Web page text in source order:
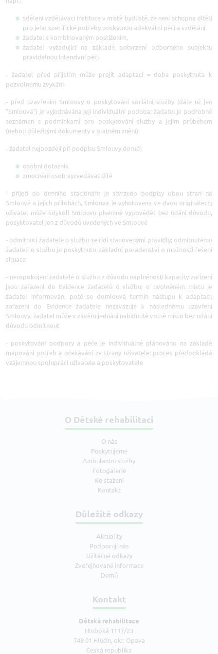
sdělení vzdělávací instituce v místě bydliště, že není schopna dítěti
pro jeho specifické potřeby poskytnou adekvátní péči a vzdělání,
žadatel s kombinovaným postižením,
žadatel vyžadující na základě potvrzení odborného subjektu
pravidelnou intenzivní péči
- žadatel před přijetím může projít adaptací = doba poskytnuta k
pozvolnému zvykání
- před uzavřením Smlouvy o poskytování sociální služby (dále už jen
"Smlouva") je vyjednávána její individuální podoba; žadatel je podrobně
seznámen s podmínkami pro poskytování služby a jejím průběhem
(neboli důležitými dokumenty v platném znění)
- žadatel nejpozději při podpisu Smlouvy doručí:
osobní dotazník
zmocnění osob vyzvedávat dítě
- přijetí do denního stacionáře je stvrzeno podpisy obou stran na
Smlouvě a jejich přílohách, Smlouva je vyhotovena ve dvou originálech;
uživatel může kdykoli Smlouvu písemně vypovědět bez udání důvodu,
posyktovatel jen z důvodů uvedených ve Smlouvě
- odmítnutí žadatele o službu se řídí stanovenými pravidly; odmítnutému
žadateli o službu je poskytnuto základní poradenství o možnosti řešení
situace
- neuspokojení žadatelé o službu z důvodu naplněnosti kapacity zařízení
jsou zařazeni do Evidence žadatelů o službu; o uvolněném místu je
žadatel informován, poté se domlouvá termín nástupu k adaptaci;
zařazení do Evidence žadatele nezavazuje k následnému uzavření
Smlouvy, žadatel může v závěru jednání nabídnuté volné místo bez udání
důvodu odmítnout
- poskytování podpory a péče je individuálně plánováno na základě
mapování potřeb a očekávání ze strany uživatele; proces předpokládá
vzájemnou spolupráci uživatele a poskytovatele
O Dětské rehabilitaci
O nás
Poskytujeme
Ambulantní služby
Fotogalerie
Ke stažení
Kontakt
Důležité odkazy
Aktuality
Podporují nás
Užitečné odkazy
Zveřejňované informace
Domů
Kontakt
Dětská rehabilitace
Hluboká 1117/23
748 01 Hlučín, okr. Opava
Česká republika